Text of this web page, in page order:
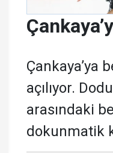
Çankaya’ya
açılıyor.
arasındaki
dokunmatik